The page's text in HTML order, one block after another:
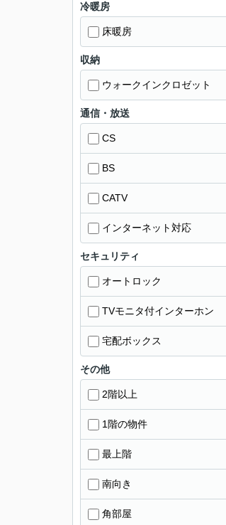
冷暖房
床暖房
収納
ウォークインクロゼット
通信・放送
CS
BS
CATV
インターネット対応
セキュリティ
オートロック
TVモニタ付インターホン
宅配ボックス
その他
2階以上
1階の物件
最上階
南向き
角部屋